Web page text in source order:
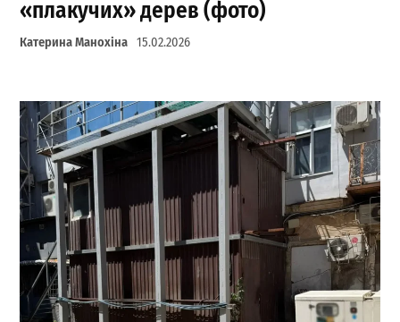
«плакучих» дерев (фото)
Катерина Манохіна 15.02.2026